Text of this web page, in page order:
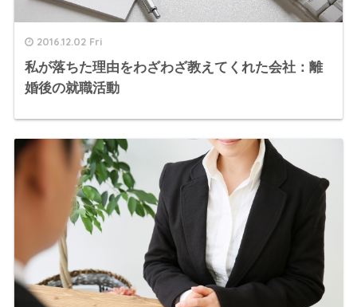
2016.12.02 Fri
私が落ちた理由をわざわざ教えてくれた会社：離
婚後の就職活動